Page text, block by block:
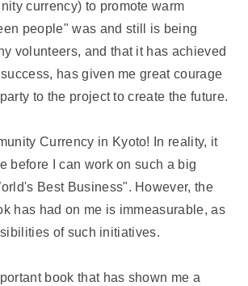
currency) to promote warm
people" was and still is being
volunteers, and that it has achieved
has given me great courage
to the project to create the future.
Currency in Kyoto! In reality, it
before I can work on such a big
Best Business". However, the
has had on me is immeasurable, as
of such initiatives.
book that has shown me a